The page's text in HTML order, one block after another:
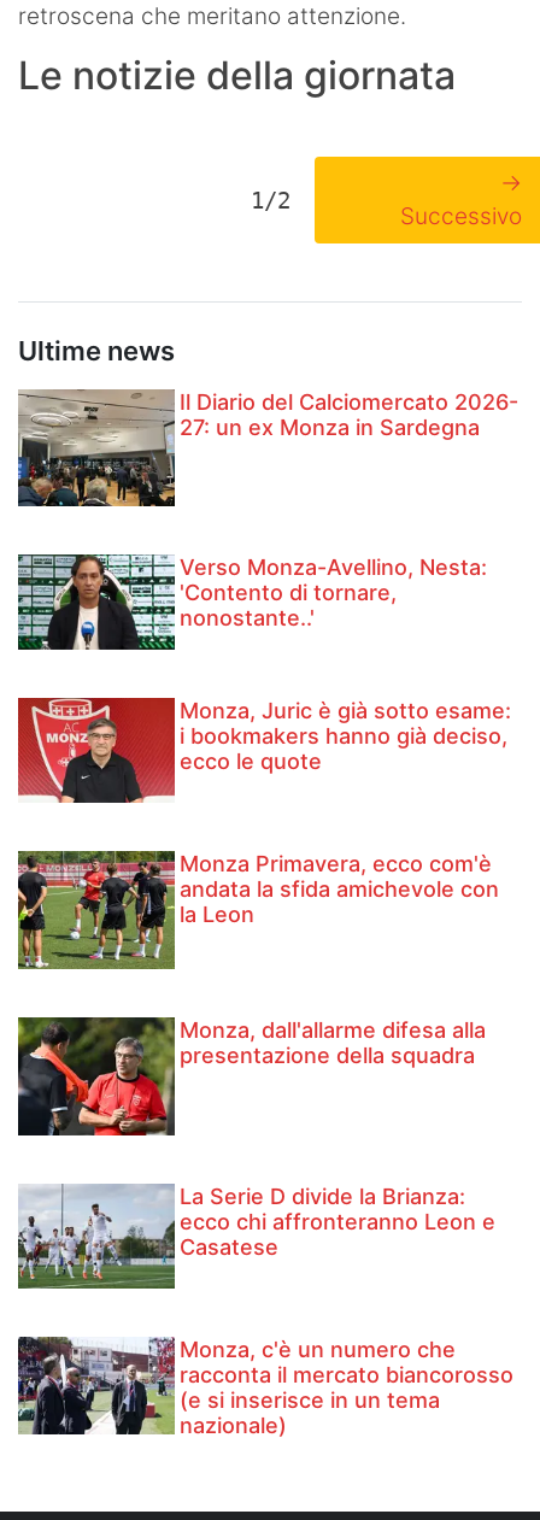
retroscena che meritano attenzione.
Le notizie della giornata
1/2
→
Successivo
Ultime news
Il Diario del Calciomercato 2026-
27: un ex Monza in Sardegna
Verso Monza-Avellino, Nesta:
'Contento di tornare,
nonostante..'
Monza, Juric è già sotto esame:
i bookmakers hanno già deciso,
ecco le quote
Monza Primavera, ecco com'è
andata la sfida amichevole con
la Leon
Monza, dall'allarme difesa alla
presentazione della squadra
La Serie D divide la Brianza:
ecco chi affronteranno Leon e
Casatese
Monza, c'è un numero che
racconta il mercato biancorosso
(e si inserisce in un tema
nazionale)